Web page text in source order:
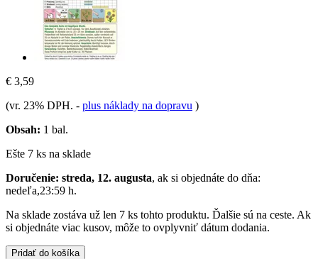
€ 3,59
(vr. 23% DPH. - plus náklady na dopravu )
Obsah: 1 bal.
Ešte 7 ks na sklade
Doručenie: streda, 12. augusta, ak si objednáte do dňa:
nedeľa,23:59 h.
Na sklade zostáva už len 7 ks tohto produktu. Ďalšie sú na ceste. Ak
si objednáte viac kusov, môže to ovplyvniť dátum dodania.
Pridať do košíka